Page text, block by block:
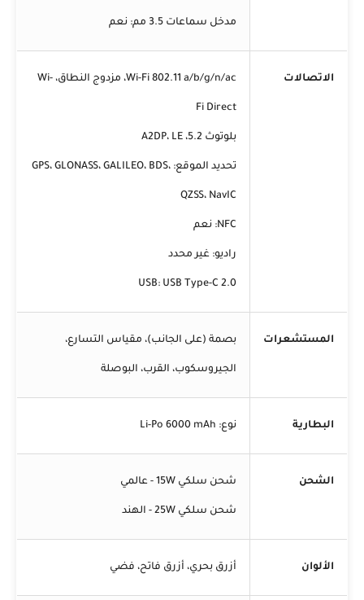
مدخل سماعات 3.5 مم: نعم
الاتصالات Wi-Fi 802.11 a/b/g/n/ac، مزدوج النطاق، Wi-
Fi Direct
بلوتوث 5.2، A2DP، LE
تحديد الموقع: GPS، GLONASS، GALILEO، BDS،
QZSS، NavIC
NFC: نعم
راديو: غير محدد
USB: USB Type-C 2.0
المستشعرات بصمة (على الجانب)، مقياس التسارع،
الجيروسكوب، القرب، البوصلة
البطارية نوع: Li-Po 6000 mAh
الشحن شحن سلكي 15W - عالمي
شحن سلكي 25W - الهند
الألوان أزرق بحري، أزرق فاتح، فضي